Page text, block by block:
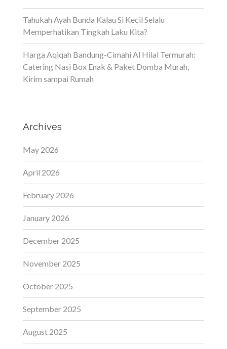
Tahukah Ayah Bunda Kalau Si Kecil Selalu
Memperhatikan Tingkah Laku Kita?
Harga Aqiqah Bandung-Cimahi Al Hilal Termurah:
Catering Nasi Box Enak & Paket Domba Murah,
Kirim sampai Rumah
Archives
May 2026
April 2026
February 2026
January 2026
December 2025
November 2025
October 2025
September 2025
August 2025